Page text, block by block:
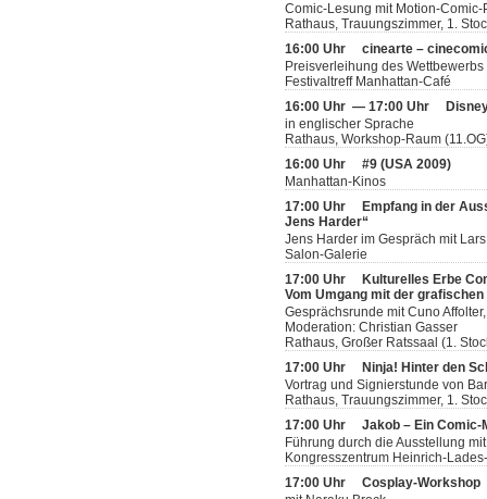
Comic-Lesung mit Motion-
Rathaus, Trauungszimmer, 1.
16:00 Uhr cinearte –
Preisverleihung des Wettbewerbs
Festivaltreff Manhattan-Café
16:00 Uhr — 17:00 Uhr
in englischer Sprache
Rathaus, Workshop-Raum
16:00 Uhr #9 (USA 2009)
Manhattan-Kinos
17:00 Uhr
Empfang in der
Jens Harder“
Jens Harder im Gespräch mit
Salon-Galerie
17:00 Uhr
Kulturelles Erbe
Vom Umgang mit der
Gesprächsrunde mit Cuno
Moderation: Christian Gasser
Rathaus, Großer Ratssaal (1.
17:00 Uhr
Ninja! Hinter den
Vortrag und Signierstunde von
Rathaus, Trauungszimmer, 1.
17:00 Uhr Jakob – Ein Comic-
Führung durch die Ausstellung
Kongresszentrum Heinrich-
17:00 Uhr Cosplay-Workshop